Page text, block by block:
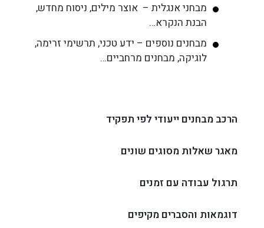
מבחני אנגלית – אוצר מילים, ניסוח מחדש,
הבנת הנקרא…
מבחנים נוספים – ידע טכני, תרשימי זרימה,
לוגיקה, מבחנים מרחביים…
הרכב מבחנים ייעודי לפי תפקיד
מאגר שאלות מסוגים שונים
תרגול עבודה עם זמנים
דוגמאות והסברים מקיפים